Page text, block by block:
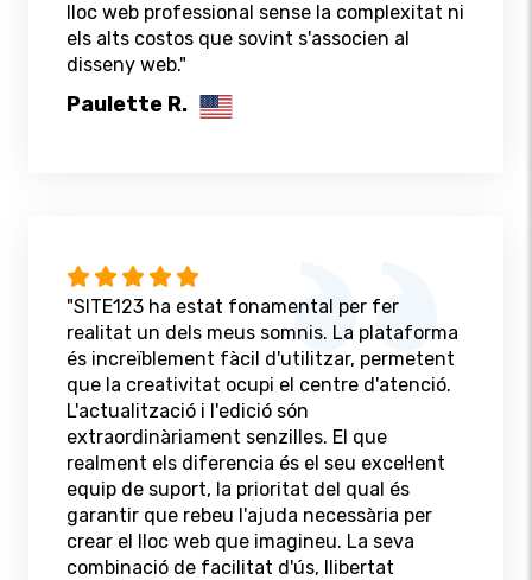
lloc web professional sense la complexitat ni
els alts costos que sovint s'associen al
disseny web."
Paulette R.
"SITE123 ha estat fonamental per fer
realitat un dels meus somnis. La plataforma
és increïblement fàcil d'utilitzar, permetent
que la creativitat ocupi el centre d'atenció.
L'actualització i l'edició són
extraordinàriament senzilles. El que
realment els diferencia és el seu excel·lent
equip de suport, la prioritat del qual és
garantir que rebeu l'ajuda necessària per
crear el lloc web que imagineu. La seva
combinació de facilitat d'ús, llibertat